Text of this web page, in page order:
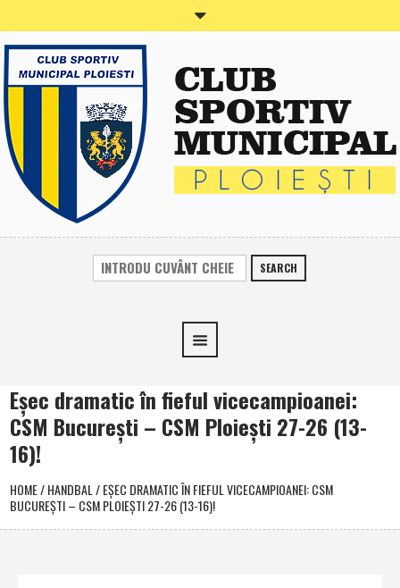
SEARCH
Eşec dramatic în fieful vicecampioanei:
CSM Bucureşti – CSM Ploieşti 27-26 (13-
16)!
HOME/HANDBAL/EŞEC DRAMATIC ÎN FIEFUL VICECAMPIOANEI: CSM
BUCUREŞTI – CSM PLOIEŞTI 27-26 (13-16)!